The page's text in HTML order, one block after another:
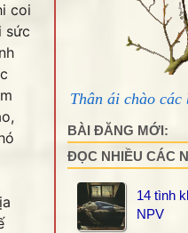
coi
sức
các bạn đến với Bản lưu
BÀI ĐĂNG MỚI:
ĐỌC NHIỀU CÁC
14 tình
NPV